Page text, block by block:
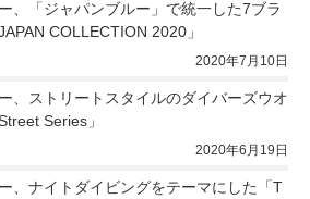
、「ジャパンブルー」で統一した7ブラ
COLLECTION 2020」
2020年7月10日
、ストリートスタイルのダイバーズウオ
Series」
2020年6月19日
、ナイトダイビングをテーマにした「T